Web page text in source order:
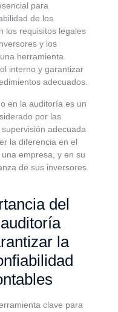
para
de los
los requisitos legales
y los
herramienta
interno y garantizar
adecuados.
en la auditoría es un
por las
adecuada
la diferencia en el
empresa, y en su
de sus inversores
del
la
clave para